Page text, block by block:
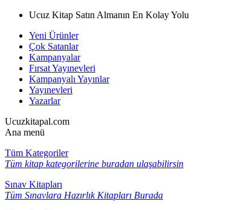
Ucuz Kitap Satın Almanın En Kolay Yolu
Yeni Ürünler
Çok Satanlar
Kampanyalar
Fırsat Yayınevleri
Kampanyalı Yayınlar
Yayınevleri
Yazarlar
Ucuzkitapal.com
Ana menü
Tüm Kategoriler
Tüm kitap kategorilerine buradan ulaşabilirsin
Sınav Kitapları
Tüm Sınavlara Hazırlık Kitapları Burada